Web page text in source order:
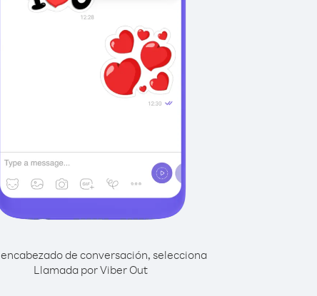
encabezado de conversación, selecciona
Llamada por Viber Out